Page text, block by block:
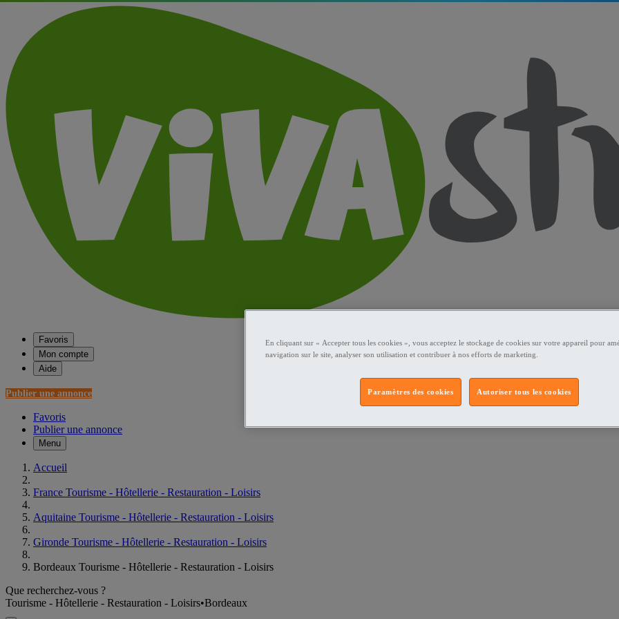
Favoris
Mon compte
Aide
Publier une annonce
Favoris
Publier une annonce
Menu
Accueil
France Tourisme - Hôtellerie - Restauration - Loisirs
Aquitaine Tourisme - Hôtellerie - Restauration - Loisirs
Gironde Tourisme - Hôtellerie - Restauration - Loisirs
Bordeaux Tourisme - Hôtellerie - Restauration - Loisirs
Que recherchez-vous ?
Tourisme - Hôtellerie - Restauration - Loisirs•Bordeaux
En cliquant sur « Accepter tous les cookies », vous acceptez le stockage de cookies sur votre appareil pour
navigation sur le site, analyser son utilisation et contribuer à nos efforts de marketing.
Autoriser tous les cookies
Paramètres des cookies